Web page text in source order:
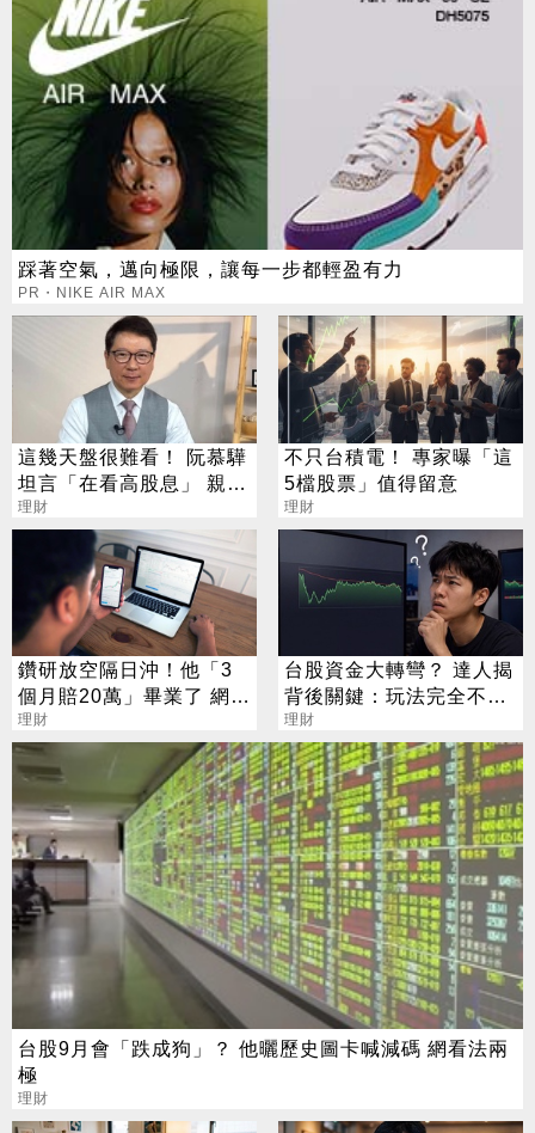
踩著空氣，邁向極限，讓每一步都輕盈有力
PR・NIKE AIR MAX
這幾天盤很難看！ 阮慕驊
坦言「在看高股息」 親揭
下檔保護真面目
理財
不只台積電！ 專家曝「這
5檔股票」值得留意
理財
鑽研放空隔日沖！他「3
個月賠20萬」畢業了 網
笑：真天才
理財
台股資金大轉彎？ 達人揭
背後關鍵：玩法完全不一
樣
理財
台股9月會「跌成狗」？ 他曬歷史圖卡喊減碼 網看法兩
極
理財